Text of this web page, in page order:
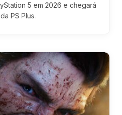
5 em 2026 e chegará
PS Plus.